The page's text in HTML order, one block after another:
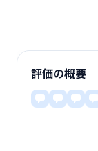
評価の概要